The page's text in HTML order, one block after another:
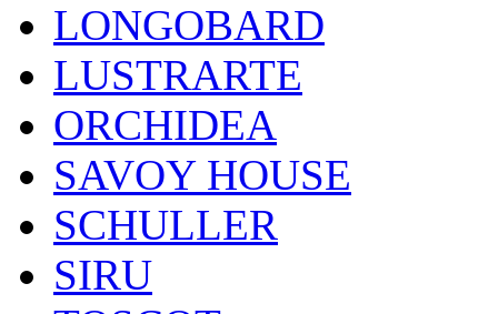
LONGOBARD
LUSTRARTE
ORCHIDEA
SAVOY HOUSE
SCHULLER
SIRU